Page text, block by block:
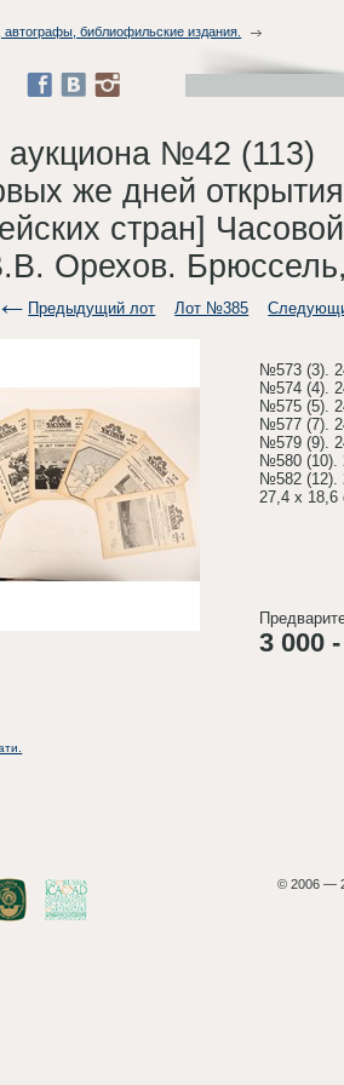
библиофильские издания.
аукциона №42 (113)
же дней
стран]
Орехов.
Предыдущий лот Лот №385
№573 (3).
№574 (4).
№575 (5).
№577 (7).
№579 (9).
№580 (10).
№582 (12).
27,4 х 18,6
3 000
© 2006 —